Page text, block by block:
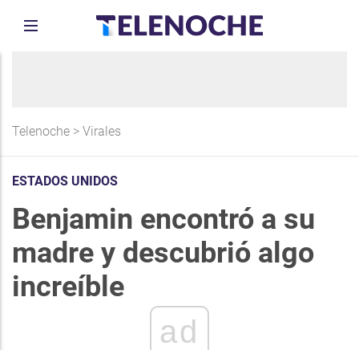
Telenoche > Virales
ESTADOS UNIDOS
Benjamin encontró a su
madre y descubrió algo
increíble
ad